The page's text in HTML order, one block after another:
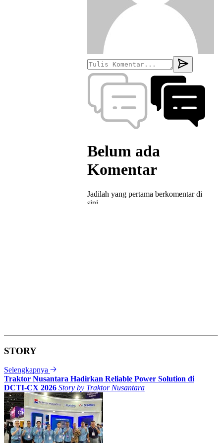
STORY
Selengkapnya
Traktor Nusantara Hadirkan Reliable Power Solution di
DCTI-CX 2026 Story by Traktor Nusantara